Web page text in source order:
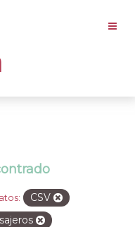
CSV